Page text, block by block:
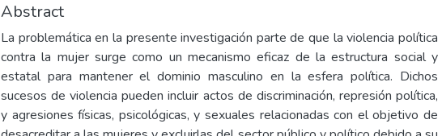
Abstract
La problemática en la presente investigación parte de que la violencia política
contra la mujer surge como un mecanismo eficaz de la estructura social y
estatal para mantener el dominio masculino en la esfera política. Dichos
sucesos de violencia pueden incluir actos de discriminación, represión política,
y agresiones físicas, psicológicas, y sexuales relacionadas con el objetivo de